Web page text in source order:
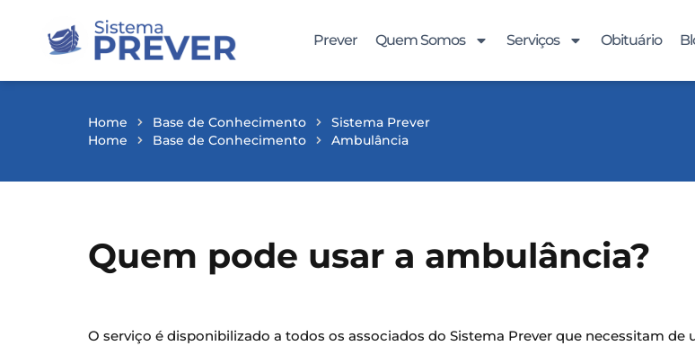
Prever Quem Somos Serviços Obituário
Home Base de Conhecimento
Sistema Prever
Home
Base de Conhecimento Ambulância
Quem pode usar a ambulância?
O serviço é disponibilizado a todos os associados do Sistema Prever que necessitam de